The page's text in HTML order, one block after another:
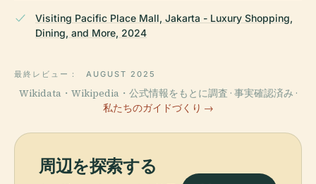
Visiting Pacific Place Mall, Jakarta - Luxury Shopping,
Dining, and More, 2024
最終レビュー： AUGUST 2025
Wikidata・Wikipedia・公式情報をもとに調査 · 事実確認済み ·
私たちのガイドづくり →
周辺を探索する